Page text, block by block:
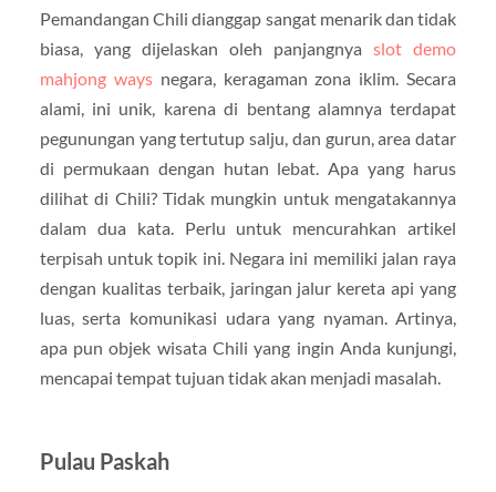
Pemandangan Chili dianggap sangat menarik dan tidak
biasa, yang dijelaskan oleh panjangnyaslot demo
mahjong waysnegara, keragaman zona iklim. Secara
alami, ini unik, karena di bentang alamnya terdapat
pegunungan yang tertutup salju, dan gurun, area datar
di permukaan dengan hutan lebat. Apa yang harus
dilihat di Chili? Tidak mungkin untuk mengatakannya
dalam dua kata. Perlu untuk mencurahkan artikel
terpisah untuk topik ini. Negara ini memiliki jalan raya
dengan kualitas terbaik, jaringan jalur kereta api yang
luas, serta komunikasi udara yang nyaman. Artinya,
apa pun objek wisata Chili yang ingin Anda kunjungi,
mencapai tempat tujuan tidak akan menjadi masalah.
Pulau Paskah